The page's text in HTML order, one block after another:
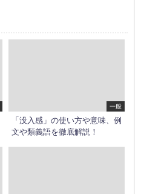
一般
「没入感」の使い方や意味、例
文や類義語を徹底解説！